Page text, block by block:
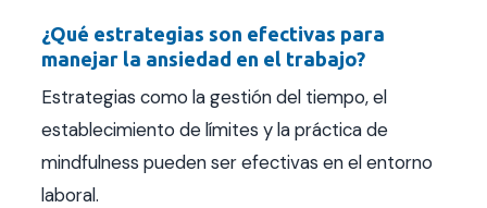
¿Qué estrategias son efectivas para
manejar la ansiedad en el trabajo?
Estrategias como la gestión del tiempo, el
establecimiento de límites y la práctica de
mindfulness pueden ser efectivas en el entorno
laboral.